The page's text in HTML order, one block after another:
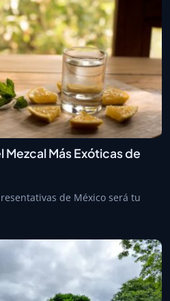
Mezcal Más Exóticas de
de México será tu